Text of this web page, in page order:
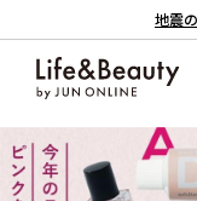
地震